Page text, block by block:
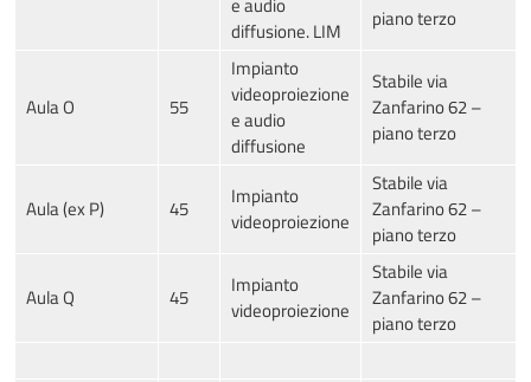
diffusione. LIM
piano terzo
Aula O 55
Impianto
videoproiezione
e audio
diffusione
Stabile via
Zanfarino 62 –
piano terzo
Aula (ex P) 45
Impianto
videoproiezione
Stabile via
Zanfarino 62 –
piano terzo
Aula Q 45
Impianto
videoproiezione
Stabile via
Zanfarino 62 –
piano terzo